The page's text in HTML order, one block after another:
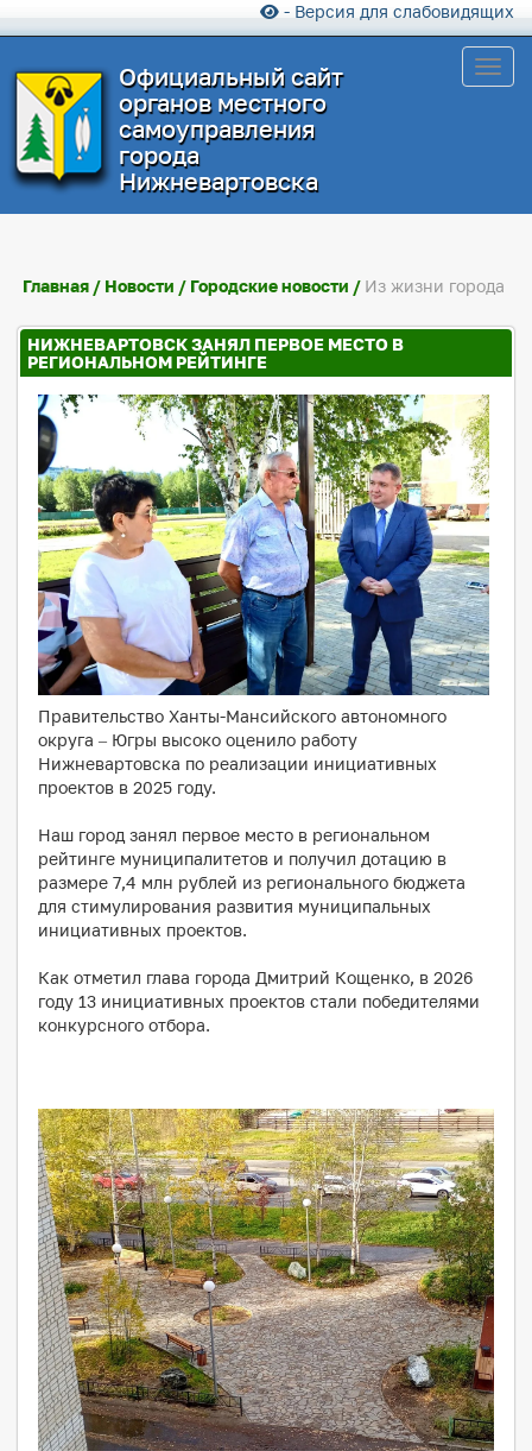
- Версия для слабовидящих
Официальный сайт
органов местного
самоуправления
города
Нижневартовска
Главная / Новости / Городские новости / Из жизни города
НИЖНЕВАРТОВСК ЗАНЯЛ ПЕРВОЕ МЕСТО В
РЕГИОНАЛЬНОМ РЕЙТИНГЕ
Правительство Ханты-Мансийского автономного
округа – Югры высоко оценило работу
Нижневартовска по реализации инициативных
проектов в 2025 году.
Наш город занял первое место в региональном
рейтинге муниципалитетов и получил дотацию в
размере 7,4 млн рублей из регионального бюджета
для стимулирования развития муниципальных
инициативных проектов.
Как отметил глава города Дмитрий Кощенко, в 2026
году 13 инициативных проектов стали победителями
конкурсного отбора.